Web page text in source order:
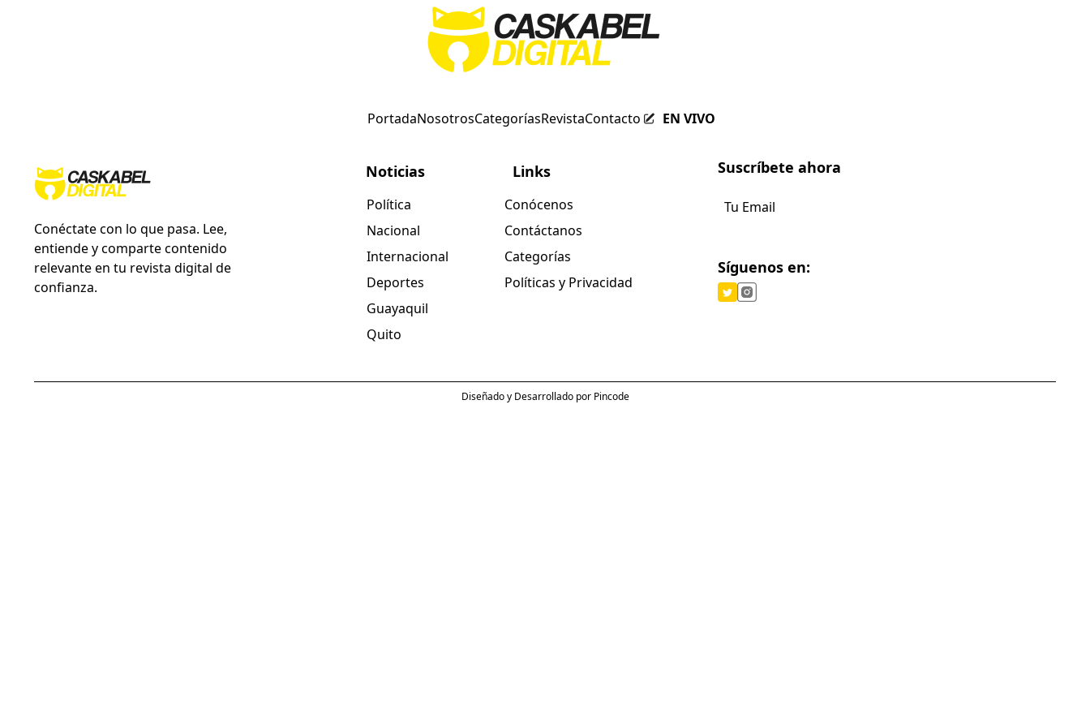
PortadaNosotrosCategoríasRevistaContacto EN VIVO
Conéctate con lo que pasa. Lee,
entiende y comparte contenido
relevante en tu revista digital de
confianza.
Noticias
Política
Nacional
Internacional
Deportes
Guayaquil
Quito
Links
Conócenos
Contáctanos
Categorías
Políticas y Privacidad
Suscríbete ahora
Síguenos en:
Diseñado y Desarrollado por Pincode